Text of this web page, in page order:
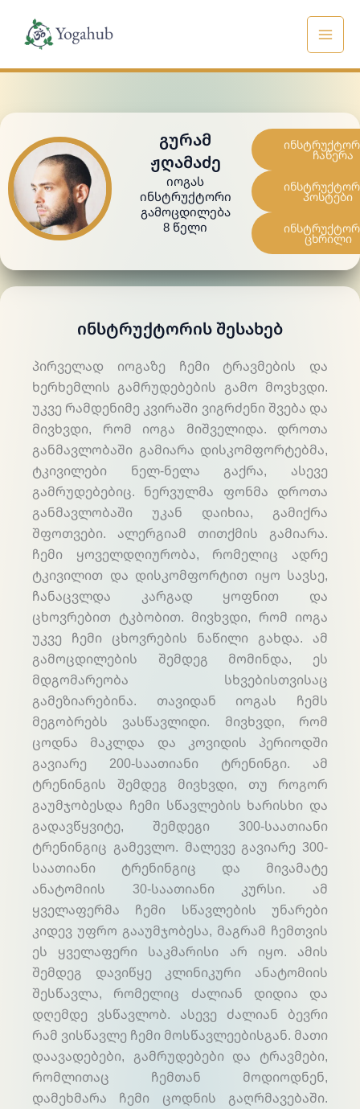
content
ᲒᲣᲠᲐᲛ
ᲟᲦᲐᲛᲐᲫᲔ
ᲘᲝᲒᲐᲡ
ᲘᲜᲡᲢᲠᲣᲥᲢᲝᲠᲘ
Გამოცდილება
8 Წელი
ჩაწერა
პოსტები
ცხრილი
ᲘᲜᲡᲢᲠᲣᲥᲢᲝᲠᲘᲡ ᲨᲔᲡᲐᲮᲔᲑ
პირველად იოგაზე ჩემი ტრავმების და
ხერხემლის გამრუდებების გამო მოვხვდი.
უკვე რამდენიმე კვირაში ვიგრძენი შვება და
მივხვდი, რომ იოგა მიშველიდა. დროთა
განმავლობაში გამიარა დისკომფორტებმა,
ტკივილები ნელ-ნელა გაქრა, ასევე
გამრუდებებიც. ნერვულმა ფონმა დროთა
განმავლობაში უკან დაიხია, გამიქრა
შფოთვები. ალერგიამ თითქმის გამიარა.
ჩემი ყოველდღიურობა, რომელიც ადრე
ტკივილით და დისკომფორტით იყო სავსე,
ჩანაცვლდა კარგად ყოფნით და
ცხოვრებით ტკბობით. მივხვდი, რომ იოგა
უკვე ჩემი ცხოვრების ნაწილი გახდა. ამ
გამოცდილების შემდეგ მომინდა, ეს
მდგომარეობა სხვებისთვისაც
გამეზიარებინა. თავიდან იოგას ჩემს
მეგობრებს ვასწავლიდი. მივხვდი, რომ
ცოდნა მაკლდა და კოვიდის პერიოდში
გავიარე 200-საათიანი ტრენინგი. ამ
ტრენინგის შემდეგ მივხვდი, თუ როგორ
გაუმჯობესდა ჩემი სწავლების ხარისხი და
გადავწყვიტე, შემდეგი 300-საათიანი
ტრენინგიც გამევლო. მალევე გავიარე 300-
საათიანი ტრენინგიც და მივამატე
ანატომიის 30-საათიანი კურსი. ამ
ყველაფერმა ჩემი სწავლების უნარები
კიდევ უფრო გააუმჯობესა, მაგრამ ჩემთვის
ეს ყველაფერი საკმარისი არ იყო. ამის
შემდეგ დავიწყე კლინიკური ანატომიის
შესწავლა, რომელიც ძალიან დიდია და
დღემდე ვსწავლობ. ასევე ძალიან ბევრი
რამ ვისწავლე ჩემი მოსწავლეებისგან. მათი
დაავადებები, გამრუდებები და ტრავმები,
რომლითაც ჩემთან მოდიოდნენ,
დამეხმარა ჩემი ცოდნის გაღრმავებაში.